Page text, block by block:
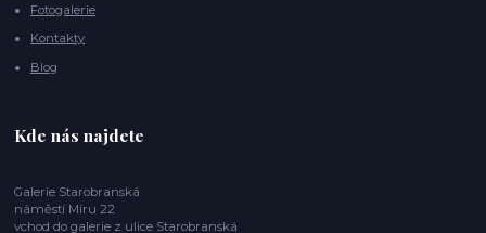
Fotogalerie
Kontakty
Blog
Kde nás najdete
Galerie Starobranská
náměstí Míru 22
vchod do galerie z ulice Starobranská